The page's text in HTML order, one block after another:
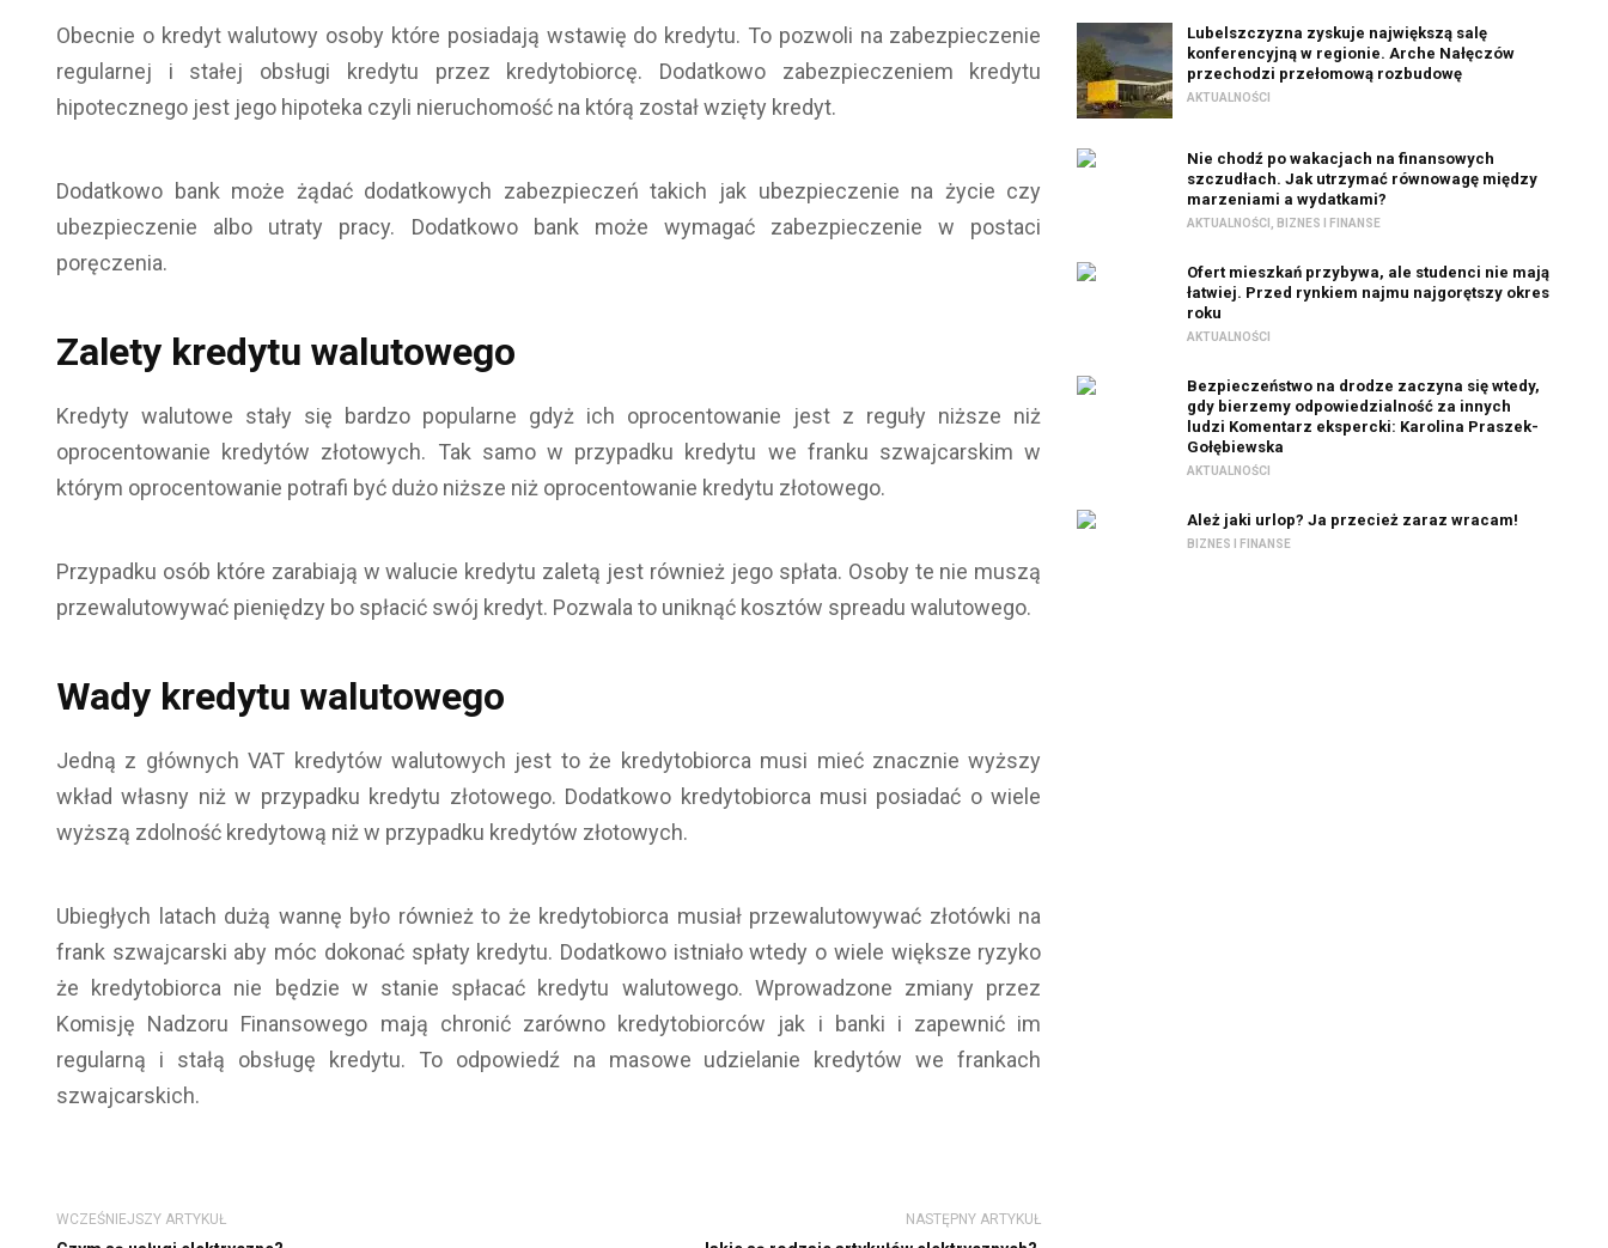
Obecnie o kredyt walutowy osoby które posiadają wstawię do kredytu. To pozwoli na zabezpieczenie
regularnej i stałej obsługi kredytu przez kredytobiorcę. Dodatkowo zabezpieczeniem kredytu
hipotecznego jest jego hipoteka czyli nieruchomość na którą został wzięty kredyt.
Dodatkowo bank może żądać dodatkowych zabezpieczeń takich jak ubezpieczenie na życie czy
ubezpieczenie albo utraty pracy. Dodatkowo bank może wymagać zabezpieczenie w postaci
poręczenia.
Zalety kredytu walutowego
Kredyty walutowe stały się bardzo popularne gdyż ich oprocentowanie jest z reguły niższe niż
oprocentowanie kredytów złotowych. Tak samo w przypadku kredytu we franku szwajcarskim w
którym oprocentowanie potrafi być dużo niższe niż oprocentowanie kredytu złotowego.
Przypadku osób które zarabiają w walucie kredytu zaletą jest również jego spłata. Osoby te nie muszą
przewalutowywać pieniędzy bo spłacić swój kredyt. Pozwala to uniknąć kosztów spreadu walutowego.
Wady kredytu walutowego
Jedną z głównych VAT kredytów walutowych jest to że kredytobiorca musi mieć znacznie wyższy
wkład własny niż w przypadku kredytu złotowego. Dodatkowo kredytobiorca musi posiadać o wiele
wyższą zdolność kredytową niż w przypadku kredytów złotowych.
Ubiegłych latach dużą wannę było również to że kredytobiorca musiał przewalutowywać złotówki na
frank szwajcarski aby móc dokonać spłaty kredytu. Dodatkowo istniało wtedy o wiele większe ryzyko
że kredytobiorca nie będzie w stanie spłacać kredytu walutowego. Wprowadzone zmiany przez
Komisję Nadzoru Finansowego mają chronić zarówno kredytobiorców jak i banki i zapewnić im
regularną i stałą obsługę kredytu. To odpowiedź na masowe udzielanie kredytów we frankach
szwajcarskich.
WCZEŚNIEJSZY ARTYKUŁ NASTĘPNY ARTYKUŁ
Lubelszczyzna zyskuje największą salę
konferencyjną w regionie. Arche Nałęczów
przechodzi przełomową rozbudowę
AKTUALNOŚCI
Nie chodź po wakacjach na finansowych
szczudłach. Jak utrzymać równowagę między
marzeniami a wydatkami?
AKTUALNOŚCI BIZNES I FINANSE
Ofert mieszkań przybywa, ale studenci nie mają
łatwiej. Przed rynkiem najmu najgorętszy okres
roku
AKTUALNOŚCI
Bezpieczeństwo na drodze zaczyna się wtedy,
gdy bierzemy odpowiedzialność za innych
ludzi Komentarz ekspercki: Karolina Praszek-
Gołębiewska
AKTUALNOŚCI
Ależ jaki urlop? Ja przecież zaraz wracam!
BIZNES I FINANSE